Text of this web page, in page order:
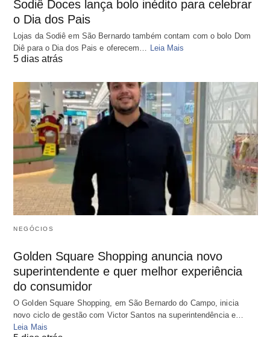
Sodiê Doces lança bolo inédito para celebrar
o Dia dos Pais
Lojas da Sodiê em São Bernardo também contam com o bolo Dom
Diê para o Dia dos Pais e oferecem… Leia Mais
5 dias atrás
NEGÓCIOS
Golden Square Shopping anuncia novo
superintendente e quer melhor experiência
do consumidor
O Golden Square Shopping, em São Bernardo do Campo, inicia
novo ciclo de gestão com Victor Santos na superintendência e…
Leia Mais